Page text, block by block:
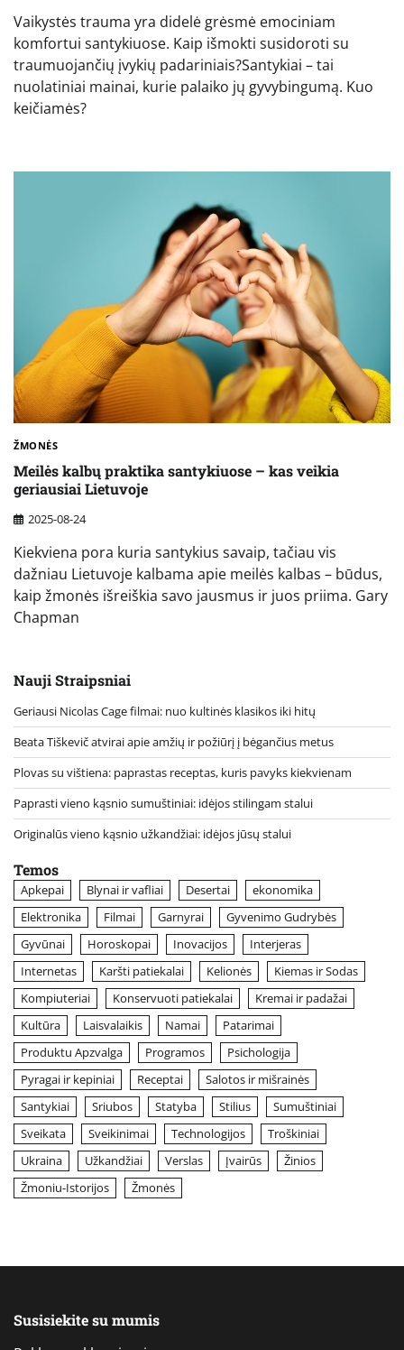
Vaikystės trauma yra didelė grėsmė emociniam
komfortui santykiuose. Kaip išmokti susidoroti su
traumuojančių įvykių padariniais?Santykiai – tai
nuolatiniai mainai, kurie palaiko jų gyvybingumą. Kuo
keičiamės?
ŽMONĖS
Meilės kalbų praktika santykiuose – kas veikia
geriausiai Lietuvoje
2025-08-24
Kiekviena pora kuria santykius savaip, tačiau vis
dažniau Lietuvoje kalbama apie meilės kalbas – būdus,
kaip žmonės išreiškia savo jausmus ir juos priima. Gary
Chapman
Nauji Straipsniai
Geriausi Nicolas Cage filmai: nuo kultinės klasikos iki hitų
Beata Tiškevič atvirai apie amžių ir požiūrį į bėgančius metus
Plovas su vištiena: paprastas receptas, kuris pavyks kiekvienam
Paprasti vieno kąsnio sumuštiniai: idėjos stilingam stalui
Originalūs vieno kąsnio užkandžiai: idėjos jūsų stalui
Temos
Apkepai Blynai ir vafliai Desertai
ekonomika
Elektronika
Filmai Garnyrai
Gyvenimo Gudrybės
Gyvūnai
Horoskopai Inovacijos
Interjeras
Internetas
Karšti patiekalai Kelionės
Kiemas ir Sodas
Kompiuteriai
Konservuoti patiekalai
Kremai ir padažai
Kultūra
Laisvalaikis Namai
Patarimai
Produktu Apzvalga
Programos
Psichologija
Pyragai ir kepiniai
Receptai
Salotos ir mišrainės
Santykiai
Sriubos Statyba Stilius
Sumuštiniai
Sveikata
Sveikinimai Technologijos
Troškiniai
Ukraina
Užkandžiai Verslas Įvairūs
Žinios
Žmoniu-Istorijos
Žmonės
Susisiekite su mumis